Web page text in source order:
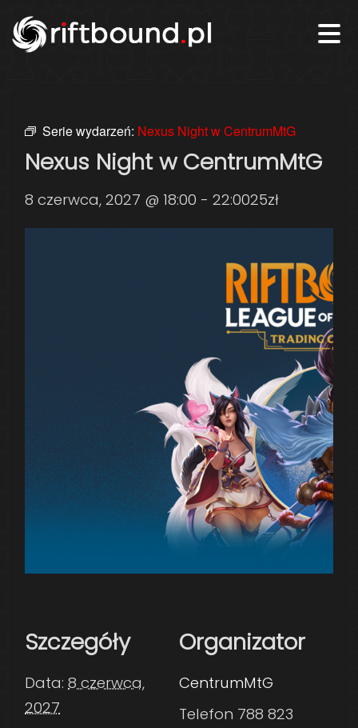
Serie wydarzeń: Nexus Night w CentrumMtG
Nexus Night w CentrumMtG
8 czerwca, 2027 @ 18:00 - 22:0025zł
Szczegóły
Data: 8 czerwca,
2027
Organizator
CentrumMtG
Telefon 788 823